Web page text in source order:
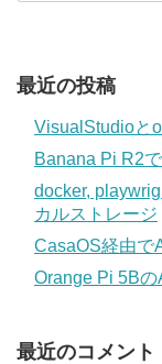
最近の投稿
VisualStudioと
Banana Pi R2
docker,
カルストレージ
CasaOS経由で
Orange Pi 5B
最近のコメント